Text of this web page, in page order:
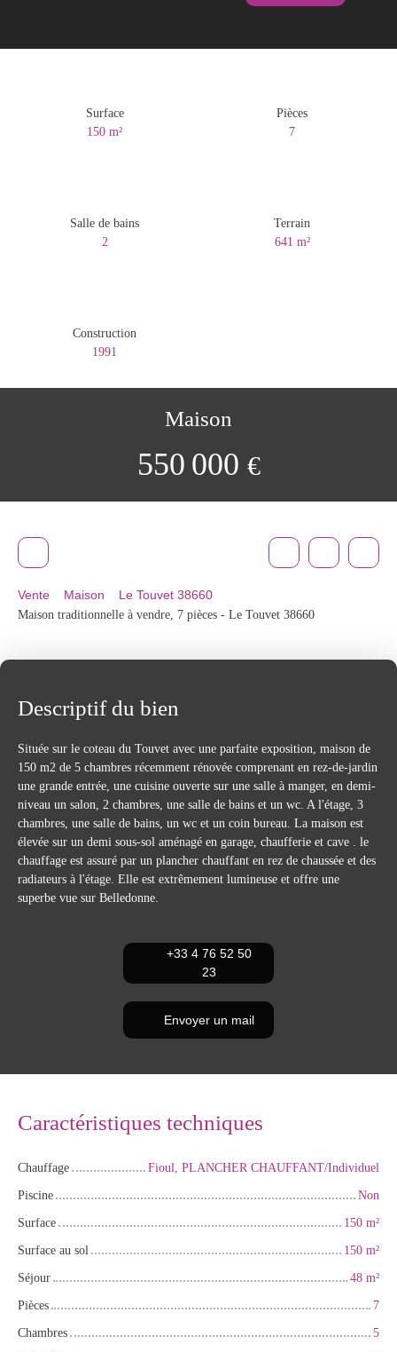
Surface
150m²
Pièces
7
Salle de bains
2
Terrain
641 m²
Construction
1991
Maison
550 000 €
Vente Maison
Le Touvet 38660
Maison traditionnelle à vendre, 7 pièces - Le Touvet 38660
Descriptif du bien
Située sur le coteau du Touvet avec une parfaite exposition, maison de
150 m2 de 5 chambres récemment rénovée comprenant en rez-de-jardin
une grande entrée, une cuisine ouverte sur une salle à manger, en demi-
niveau un salon, 2 chambres, une salle de bains et un wc. A l'étage, 3
chambres, une salle de bains, un wc et un coin bureau. La maison est
élevée sur un demi sous-sol aménagé en garage, chaufferie et cave . le
chauffage est assuré par un plancher chauffant en rez de chaussée et des
radiateurs à l'étage. Elle est extrêmement lumineuse et offre une
superbe vue sur Belledonne.
+33 4 76 52 50
23
Envoyer un mail
Caractéristiques techniques
Chauffage
Fioul, PLANCHER CHAUFFANT/Individuel
Piscine
Non
Surface
150 m²
Surface au sol
150 m²
Séjour
48 m²
Pièces
7
Chambres
5